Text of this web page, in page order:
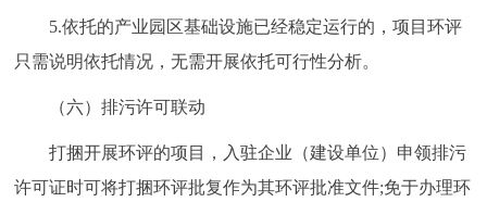
5.依托的产业园区基础设施已经稳定运行的，项目环评
只需说明依托情况，无需开展依托可行性分析。
（六）排污许可联动
打捆开展环评的项目，入驻企业（建设单位）申领排污
许可证时可将打捆环评批复作为其环评批准文件;免于办理环